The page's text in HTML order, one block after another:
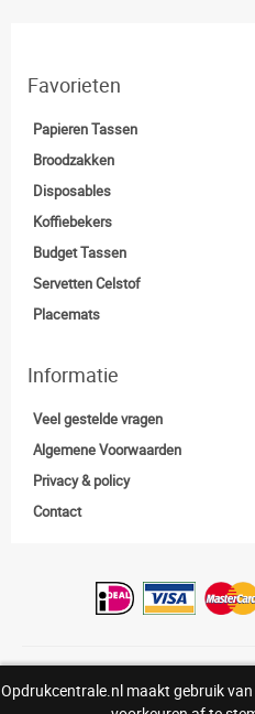
Opdrukcentrale.nl maakt gebruik
Favorieten
Papieren Tassen
Broodzakken
Disposables
Koffiebekers
Budget Tassen
Servetten Celstof
Placemats
Informatie
Veel gestelde vragen
Algemene Voorwaarden
Privacy & policy
Contact
Copyright:©